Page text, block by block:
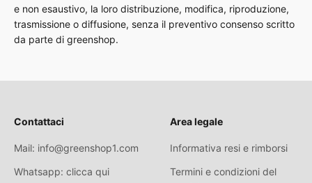
e non esaustivo, la loro distribuzione, modifica, riproduzione,
trasmissione o diffusione, senza il preventivo consenso scritto
da parte di greenshop.
Contattaci
Mail: info@greenshop1.com
Whatsapp: clicca qui
Area legale
Informativa resi e rimborsi
Termini e condizioni del